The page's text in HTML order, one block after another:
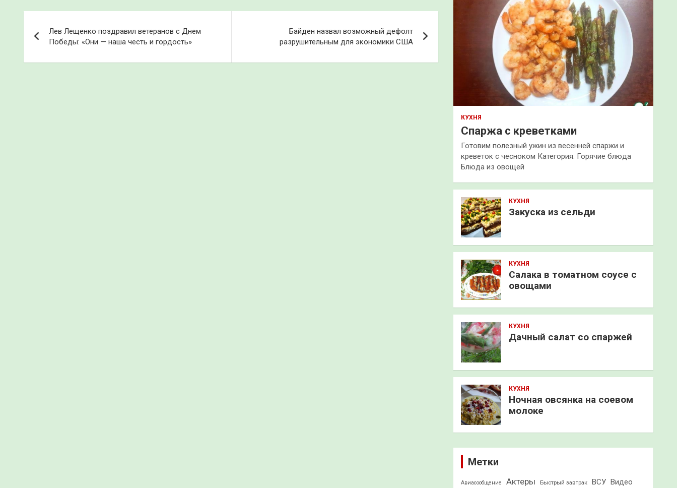
по
записям
Лев Лещенко поздравил ветеранов с Днем
Победы: «Они — наша честь и гордость»
Байден назвал возможный дефолт
разрушительным для экономики США
КУХНЯ
Спаржа с креветками
Готовим полезный ужин из весенней спаржи и
креветок с чесноком Категория: Горячие блюда
Блюда из овощей
КУХНЯ
Закуска из сельди
КУХНЯ
Салака в томатном соусе с
овощами
КУХНЯ
Дачный салат со спаржей
КУХНЯ
Ночная овсянка на соевом
молоке
Метки
Авиасообщение Актеры Быстрый завтрак ВСУ Видео